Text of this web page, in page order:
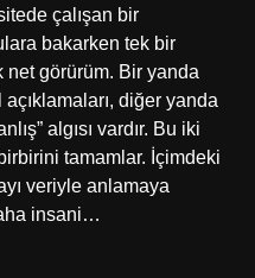
çalışan bir
bakarken tek bir
net görürüm. Bir yanda
diğer yanda
algısı vardır. Bu iki
tamamlar. İçimdeki
veriyle anlamaya
insani…